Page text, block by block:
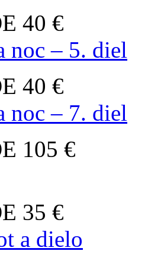
40 €
noc – 5. diel
40 €
noc – 7. diel
105 €
35 €
a dielo